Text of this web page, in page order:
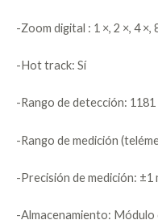
-Zoom digital : 1 ×, 2 ×, 4 ×,
-Hot track: Sí
-Rango de detección:
-Rango de medición
-Precisión de medición: ±1
-Almacenamiento: Módulo